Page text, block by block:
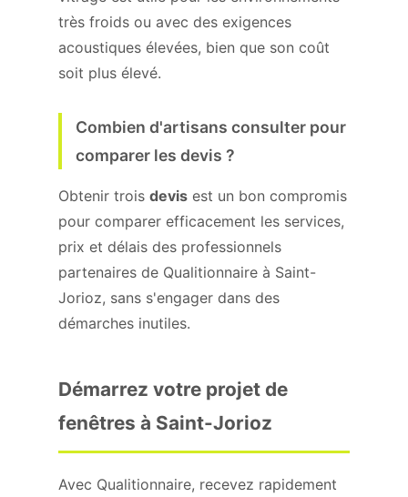
très froids ou avec des exigences
acoustiques élevées, bien que son coût
soit plus élevé.
Combien d'artisans consulter pour
comparer les devis ?
Obtenir trois devis est un bon compromis
pour comparer efficacement les services,
prix et délais des professionnels
partenaires de Qualitionnaire à Saint-
Jorioz, sans s'engager dans des
démarches inutiles.
Démarrez votre projet de
fenêtres à Saint-Jorioz
Avec Qualitionnaire, recevez rapidement